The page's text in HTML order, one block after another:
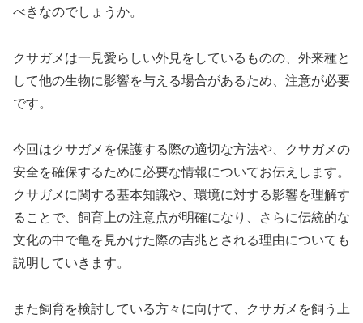
べきなのでしょうか。
クサガメは一見愛らしい外見をしているものの、外来種と
して他の生物に影響を与える場合があるため、注意が必要
です。
今回はクサガメを保護する際の適切な方法や、クサガメの
安全を確保するために必要な情報についてお伝えします。
クサガメに関する基本知識や、環境に対する影響を理解す
ることで、飼育上の注意点が明確になり、さらに伝統的な
文化の中で亀を見かけた際の吉兆とされる理由についても
説明していきます。
また飼育を検討している方々に向けて、クサガメを飼う上